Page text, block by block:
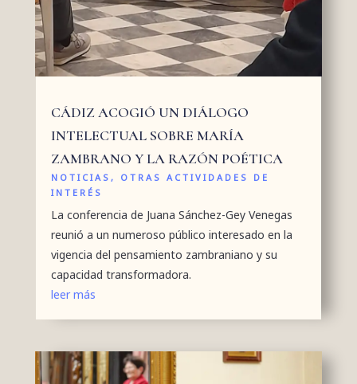
CÁDIZ ACOGIÓ UN DIÁLOGO
INTELECTUAL SOBRE MARÍA
ZAMBRANO Y LA RAZÓN POÉTICA
NOTICIAS, OTRAS ACTIVIDADES DE
INTERÉS
La conferencia de Juana Sánchez-Gey Venegas
reunió a un numeroso público interesado en la
vigencia del pensamiento zambraniano y su
capacidad transformadora.
leer más